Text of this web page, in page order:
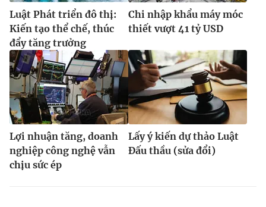
Luật Phát triển đô thị:
Kiến tạo thể chế, thúc
đẩy tăng trưởng
Chi nhập khẩu máy móc
thiết vượt 41 tỷ USD
Lợi nhuận tăng, doanh
nghiệp công nghệ vẫn
chịu sức ép
Lấy ý kiến dự thảo Luật
Đấu thầu (sửa đổi)